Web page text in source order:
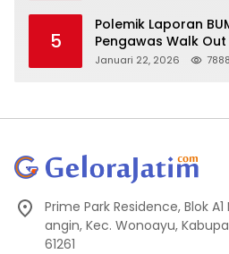
5
Polemik Laporan
Pengawas Walk
Kejanggalan
Januari 22, 2026 7888
Prime Park Residence, Blok
angin, Kec. Wonoayu,
61261